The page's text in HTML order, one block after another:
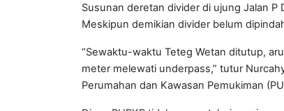
Susunan deretan divider di ujung Jalan
Meskipun demikian divider belum
“Sewaktu-waktu Teteg Wetan ditutup,
meter melewati underpass,” tutur
Perumahan dan Kawasan Pemukiman